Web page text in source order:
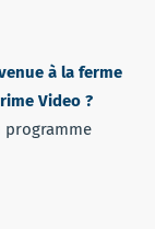
à la ferme
Video ?
programme